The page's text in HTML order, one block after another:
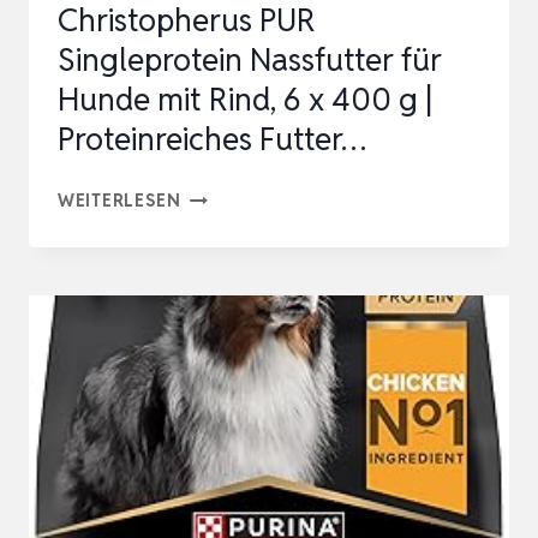
Christopherus PUR
Singleprotein Nassfutter für
Hunde mit Rind, 6 x 400 g |
Proteinreiches Futter…
WEITERLESEN CHRISTOPHERUS
NASSFUTTER
FÜR
HUNDE
MIT
RIND,
6